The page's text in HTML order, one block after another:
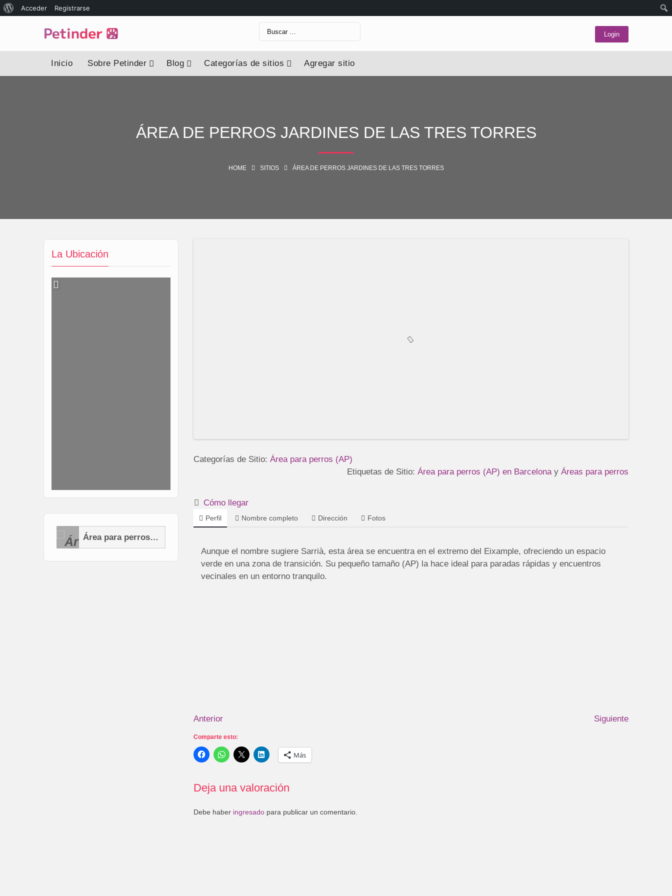
Acceder Registrarse
Login
Inicio Sobre Petinder Blog Categorías de sitios Agregar sitio
ÁREA DE PERROS JARDINES DE LAS TRES TORRES
HOME SITIOS ÁREA DE PERROS JARDINES DE LAS TRES TORRES
La Ubicación
Área para perros (AP)
Categorías de Sitio: Área para perros (AP)
Etiquetas de Sitio: Área para perros (AP) en Barcelonay Áreas para perros
Cómo llegar
Perfil Nombre completo Dirección Fotos
Aunque el nombre sugiere Sarrià, esta área se encuentra en el extremo del Eixample, ofreciendo un espacio
verde en una zona de transición. Su pequeño tamaño (AP) la hace ideal para paradas rápidas y encuentros
vecinales en un entorno tranquilo.
Anterior Siguiente
Comparte esto:
Más
Deja una valoración
Debe haber ingresado para publicar un comentario.